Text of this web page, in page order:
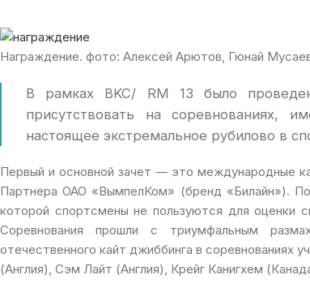
Награждение. фото: Алексей Арютов, Гюнай
В рамках BKC/ RM 13 было
присутствовать на соревнованиях,
настоящее экстремальное рубилово в
Первый и основной зачет — это международные
Партнера ОАО «ВымпелКом» (бренд «Билайн»).
которой спортсмены не пользуются для оценки
Соревнования прошли с триумфальным
отечественного кайт джиббинга в соревнованиях
(Англия), Сэм Лайт (Англия), Крейг Канигхем